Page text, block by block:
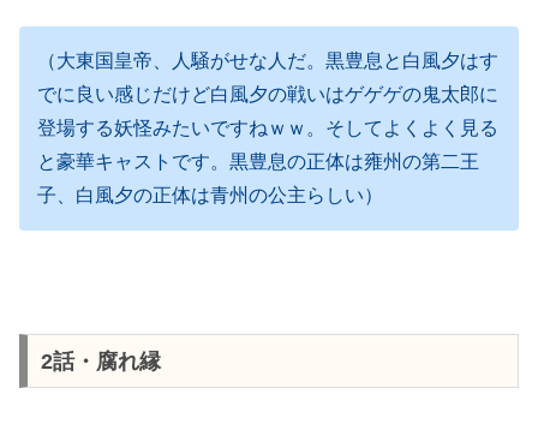
（大東国皇帝、人騒がせな人だ。黒豊息と白風夕はす
でに良い感じだけど白風夕の戦いはゲゲゲの鬼太郎に
登場する妖怪みたいですねｗｗ。そしてよくよく見る
と豪華キャストです。黒豊息の正体は雍州の第二王
子、白風夕の正体は青州の公主らしい）
2話・腐れ縁